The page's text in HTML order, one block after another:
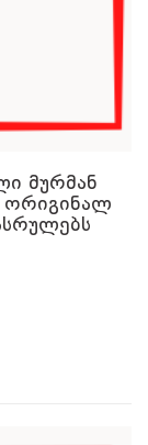
მურმან
ორიგინალ